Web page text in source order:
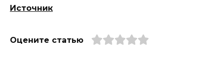
Источник
Оцените статью